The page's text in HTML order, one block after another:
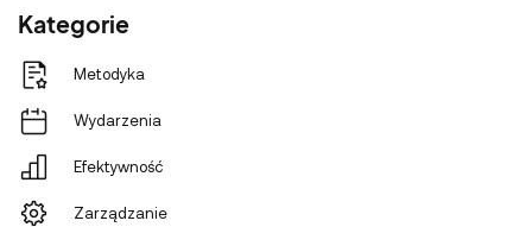
Kategorie
Metodyka
Wydarzenia
Efektywność
Zarządzanie